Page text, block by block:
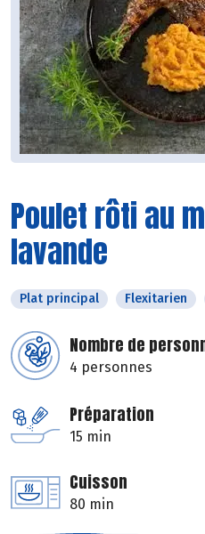
Poulet rôti au
lavande
Plat principal Flexitarien
Nombre de
4 personnes
Préparation
15 min
Cuisson
80 min